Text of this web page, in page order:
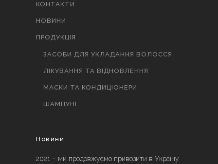
КОНТАКТИ
НОВИНИ
ПРОДУКЦІЯ
ЗАСОБИ ДЛЯ УКЛАДАННЯ ВОЛОССЯ
ЛІКУВАННЯ ТА ВІДНОВЛЕННЯ
МАСКИ ТА КОНДИЦІОНЕРИ
ШАМПУНІ
Новини
2021 – ми продовжуємо привозити в Україну